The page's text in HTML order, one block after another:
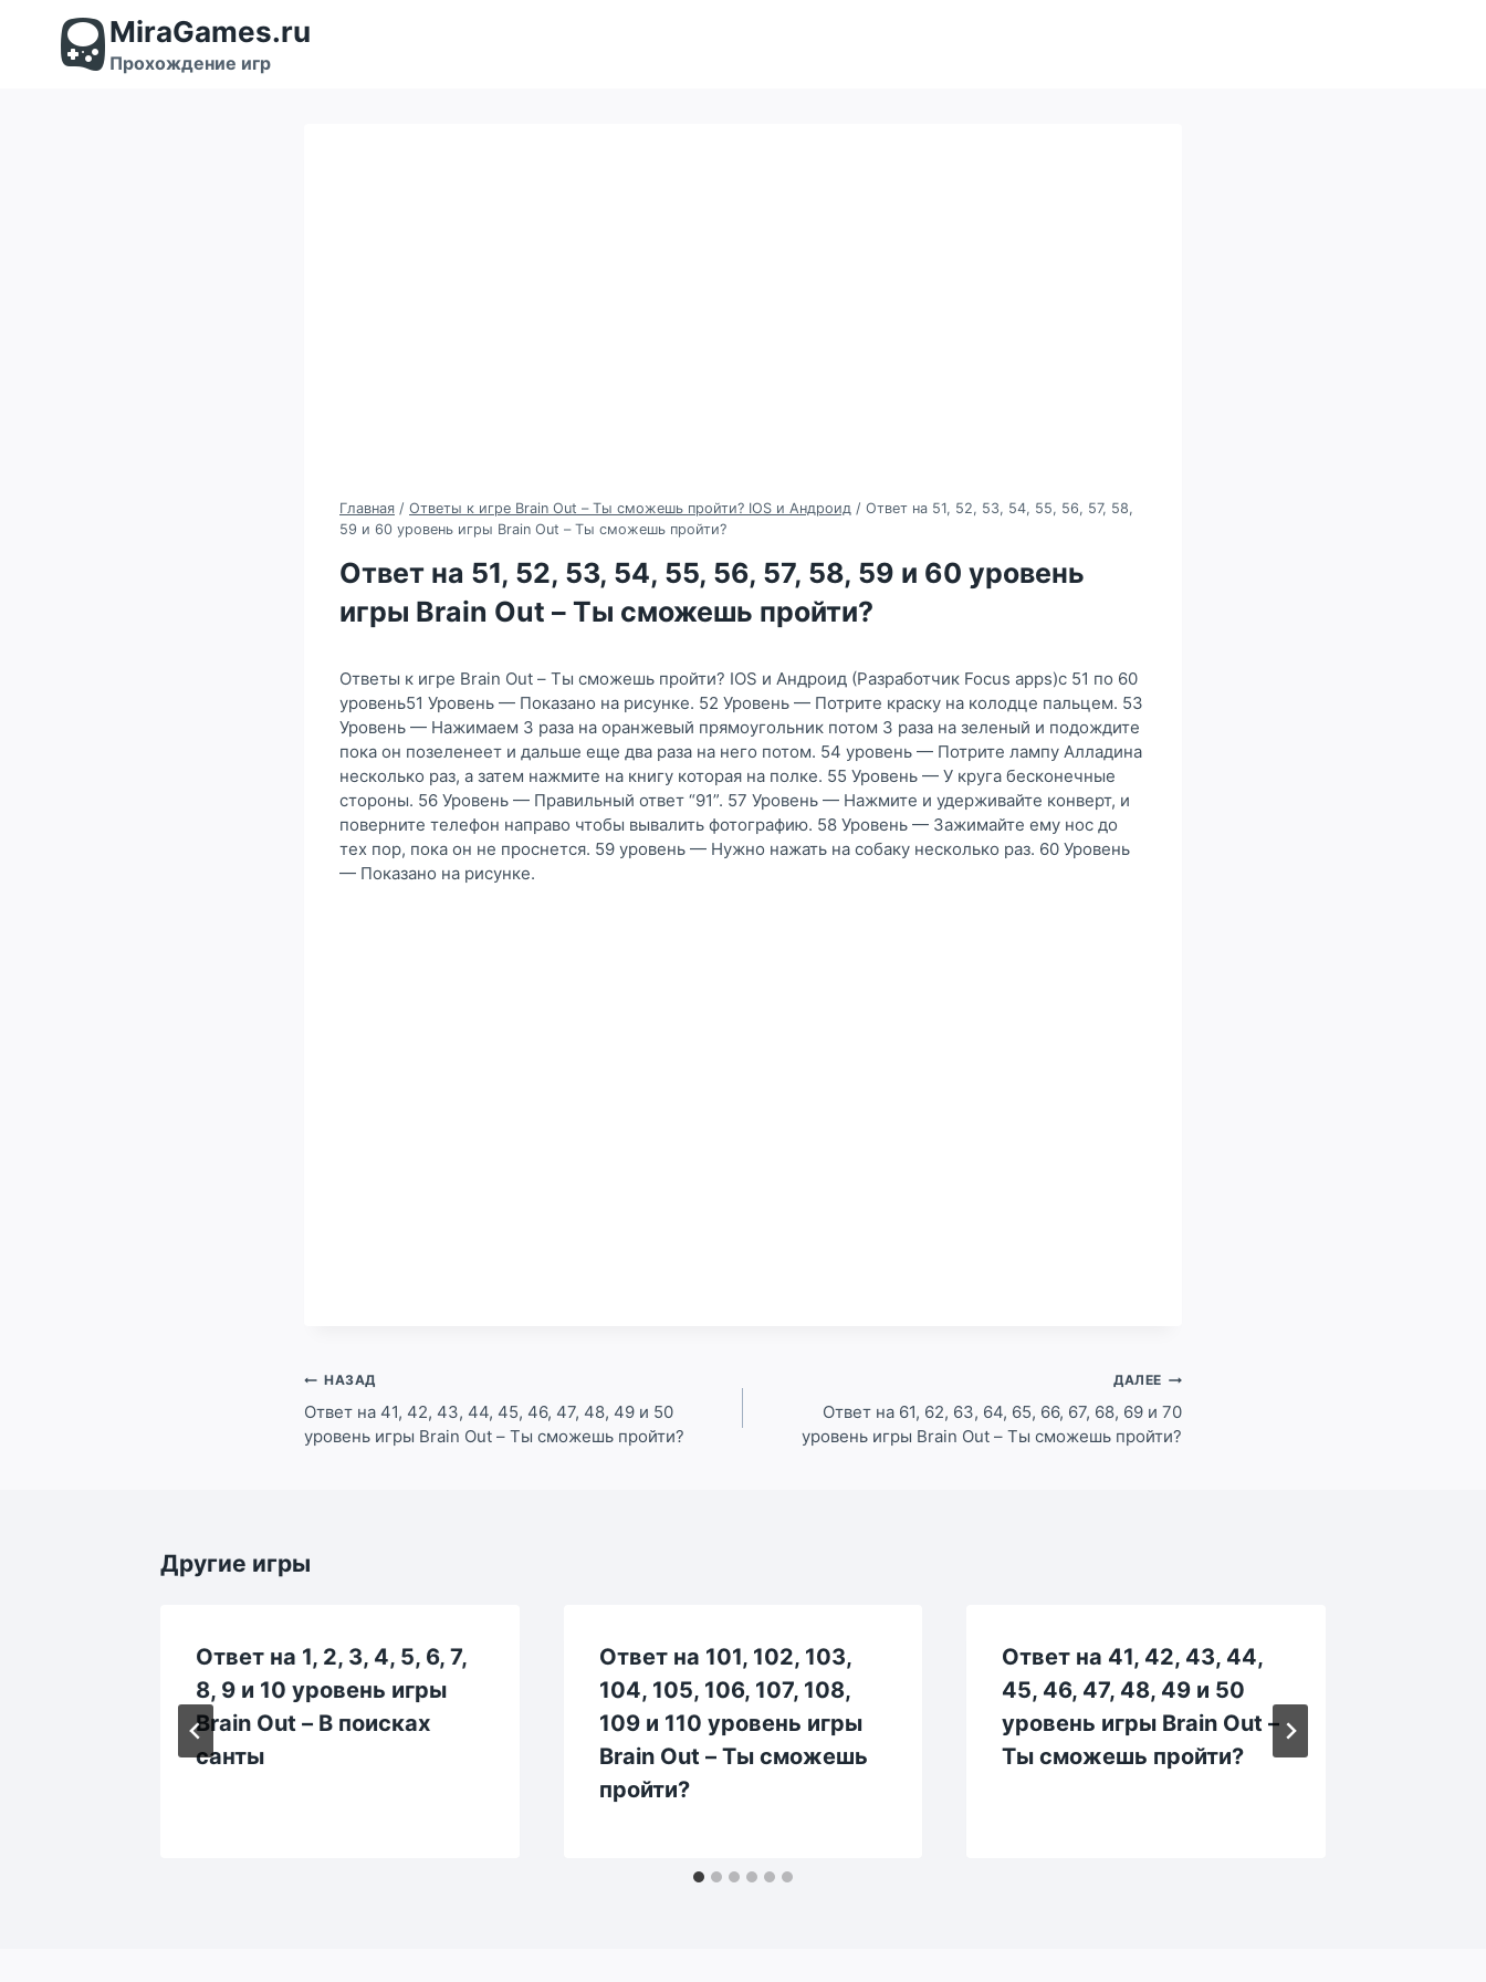
содержимому
MiraGames.ru
Прохождение игр
Главная / Ответы к игре Brain Out – Ты сможешь пройти? IOS и Андроид / Ответ на 51, 52, 53, 54, 55, 56, 57, 58,
59 и 60 уровень игры Brain Out – Ты сможешь пройти?
Ответ на 51, 52, 53, 54, 55, 56, 57, 58, 59 и 60 уровень
игры Brain Out – Ты сможешь пройти?
Ответы к игре Brain Out – Ты сможешь пройти? IOS и Андроид (Разработчик Focus apps)с 51 по 60
уровень51 Уровень — Показано на рисунке. 52 Уровень — Потрите краску на колодце пальцем. 53
Уровень — Нажимаем 3 раза на оранжевый прямоугольник потом 3 раза на зеленый и подождите
пока он позеленеет и дальше еще два раза на него потом. 54 уровень — Потрите лампу Алладина
несколько раз, а затем нажмите на книгу которая на полке. 55 Уровень — У круга бесконечные
стороны. 56 Уровень — Правильный ответ “91”. 57 Уровень — Нажмите и удерживайте конверт, и
поверните телефон направо чтобы вывалить фотографию. 58 Уровень — Зажимайте ему нос до
тех пор, пока он не проснется. 59 уровень — Нужно нажать на собаку несколько раз. 60 Уровень
— Показано на рисунке.
Навигация
по
записям
НАЗАД
Ответ на 41, 42, 43, 44, 45, 46, 47, 48, 49 и 50
уровень игры Brain Out – Ты сможешь пройти?
ДАЛЕЕ
Ответ на 61, 62, 63, 64, 65, 66, 67, 68, 69 и 70
уровень игры Brain Out – Ты сможешь пройти?
Другие игры
Ответ на 1, 2, 3, 4, 5, 6, 7,
8, 9 и 10 уровень игры
Brain Out – В поисках
санты
Ответ на 101, 102, 103,
104, 105, 106, 107, 108,
109 и 110 уровень игры
Brain Out – Ты сможешь
пройти?
Ответ на 41, 42, 43, 44,
45, 46, 47, 48, 49 и 50
уровень игры Brain Out –
Ты сможешь пройти?